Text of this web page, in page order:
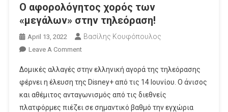
Ο αφορολόγητος χορός των
«μεγάλων» στην τηλεόραση!
April 13, 2022 Βασίλης Κουφόπουλος
Leave A CommentOn
Αφορολόγητος
Χορός
Των
«μεγάλων»
Δομικές αλλαγές στην ελληνική αγορά της τηλεόρασης
φέρνει η έλευση της Disney+ από τις 14 Ιουνίου. Ο άνισος
και αθέμιτος ανταγωνισμός από τις διεθνείς
πλατφόρμες πιέζει σε σημαντικό βαθμό την εγχώρια